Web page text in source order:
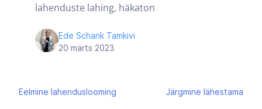
lahenduste lahing, häkaton
Ede Schank Tamkivi
20 märts 2023
Navigeerimine
Eelmine lahenduslooming Järgmine lähestama